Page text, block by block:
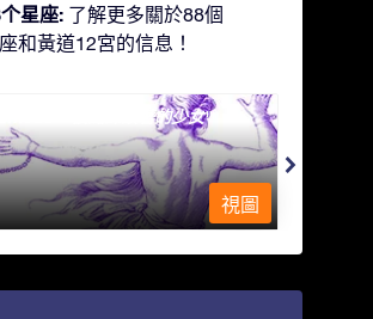
星座: 了解更多關於88個
和黃道12宮的信息！
- 被鐵鍊鎖著的少女
視圖